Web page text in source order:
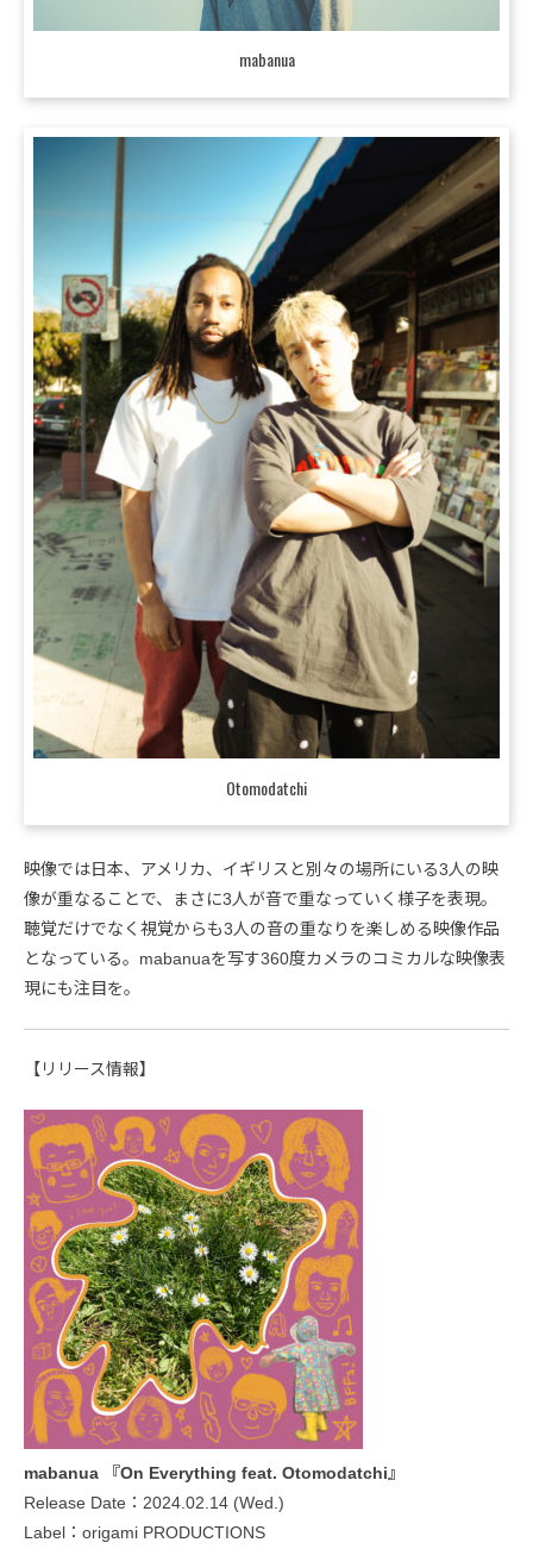
mabanua
Otomodatchi
映像では日本、アメリカ、イギリスと別々の場所にいる3人の映
像が重なることで、まさに3人が音で重なっていく様子を表現。
聴覚だけでなく視覚からも3人の音の重なりを楽しめる映像作品
となっている。mabanuaを写す360度カメラのコミカルな映像表
現にも注目を。
【リリース情報】
mabanua 『On Everything feat. Otomodatchi』
Release Date：2024.02.14 (Wed.)
Label：origami PRODUCTIONS